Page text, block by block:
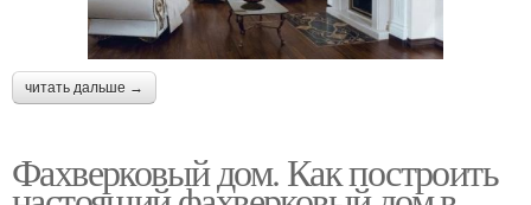
читать дальше →
Фахверковый дом. Как построить